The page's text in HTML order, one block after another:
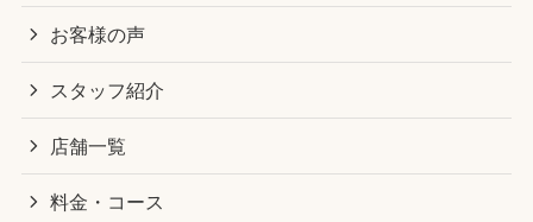
お客様の声
スタッフ紹介
店舗一覧
料金・コース